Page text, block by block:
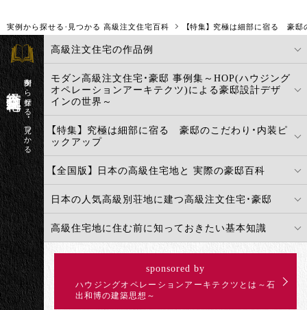
実例から探せる・見つかる 高級注文住宅百科 【特集】 究極は細部に宿る 豪邸
実例から探せる・見つかる
高級注文住宅百科
高級注文住宅の作品例
モダン高級注文住宅・豪邸 事例集～HOP(ハウジング
オペレーションアーキテクツ)による豪邸設計デザ
インの世界～
【特集】 究極は細部に宿る 豪邸のこだわり・内装ピ
ックアップ
【全国版】 日本の高級住宅地と 実際の豪邸百科
日本の人気高級別荘地に建つ高級注文住宅・豪邸
高級住宅地に住む前に知っておきたい基本知識
sponsored by
ハウジングオペレーションアーキテクツとは～石
出和博の建築思想～